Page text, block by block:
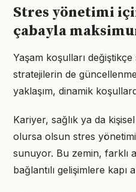
Stres yönetimi
çabayla
Yaşam koşulları
stratejilerin de
yaklaşım, dinamik
Kariyer, sağlık ya da
olursa olsun stres
sunuyor. Bu zemin, farklı
bağlantılı gelişimlere kapı